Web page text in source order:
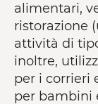
alimentari,
ristorazione
attività di
inoltre,
per i corrieri
per bambini